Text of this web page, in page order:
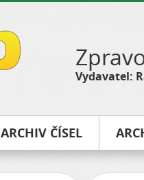
Vydavatel:
ARCHIV ČÍSEL